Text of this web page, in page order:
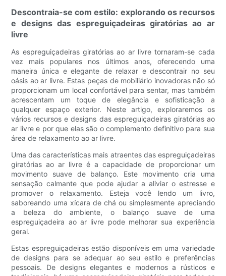
Descontraia-se com estilo: explorando os recursos
e designs das espreguiçadeiras giratórias ao ar
livre
As espreguiçadeiras giratórias ao ar livre tornaram-se cada
vez mais populares nos últimos anos, oferecendo uma
maneira única e elegante de relaxar e descontrair no seu
oásis ao ar livre. Estas peças de mobiliário inovadoras não só
proporcionam um local confortável para sentar, mas também
acrescentam um toque de elegância e sofisticação a
qualquer espaço exterior. Neste artigo, exploraremos os
vários recursos e designs das espreguiçadeiras giratórias ao
ar livre e por que elas são o complemento definitivo para sua
área de relaxamento ao ar livre.
Uma das características mais atraentes das espreguiçadeiras
giratórias ao ar livre é a capacidade de proporcionar um
movimento suave de balanço. Este movimento cria uma
sensação calmante que pode ajudar a aliviar o estresse e
promover o relaxamento. Esteja você lendo um livro,
saboreando uma xícara de chá ou simplesmente apreciando
a beleza do ambiente, o balanço suave de uma
espreguiçadeira ao ar livre pode melhorar sua experiência
geral.
Estas espreguiçadeiras estão disponíveis em uma variedade
de designs para se adequar ao seu estilo e preferências
pessoais. De designs elegantes e modernos a rústicos e